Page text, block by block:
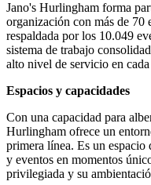
Jano's Hurlingham forma
organización con más de 70
respaldada por los 10.049
sistema de trabajo
alto nivel de servicio en
Espacios y capacidades
Con una capacidad para
Hurlingham ofrece un
primera línea. Es un espacio
y eventos en momentos
privilegiada y su